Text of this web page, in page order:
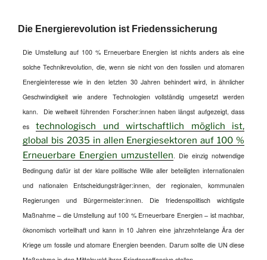
Die Energierevolution ist Friedenssicherung
Die Umstellung auf 100 % Erneuerbare Energien ist nichts anders als eine
solche Technikrevolution, die, wenn sie nicht von den fossilen und atomaren
Energieinteresse wie in den letzten 30 Jahren behindert wird, in ähnlicher
Geschwindigkeit wie andere Technologien vollständig umgesetzt werden
kann. Die weltweit führenden Forscher:innen haben längst aufgezeigt, dass
estechnologisch und wirtschaftlich möglich ist,
global bis 2035 in allen Energiesektoren auf 100 %
Erneuerbare Energien umzustellen
Die einzig notwendige
Bedingung dafür ist der klare politische Wille aller beteiligten internationalen
und nationalen Entscheidungsträger:innen, der regionalen, kommunalen
Regierungen und Bürgermeister:innen.
Die friedenspolitisch wichtigste
Maßnahme – die Umstellung auf 100 % Erneuerbare Energien – ist machbar,
ökonomisch vorteilhaft und kann in 10 Jahren eine jahrzehntelange Ära der
Kriege um fossile und atomare Energien beenden. Darum sollte die UN diese